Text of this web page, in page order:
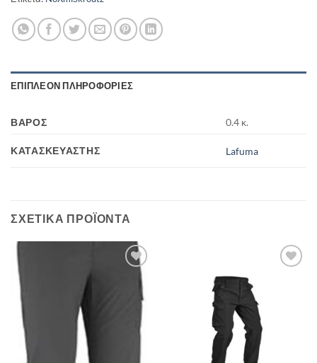
ΕΠΙΠΛΈΟΝ ΠΛΗΡΟΦΟΡΊΕΣ
ΒΆΡΟΣ 0.4 κ.
ΚΑΤΑΣΚΕΥΑΣΤΉΣ Lafuma
ΣΧΕΤΙΚΆ ΠΡΟΪΌΝΤΑ
Add to
wishlist